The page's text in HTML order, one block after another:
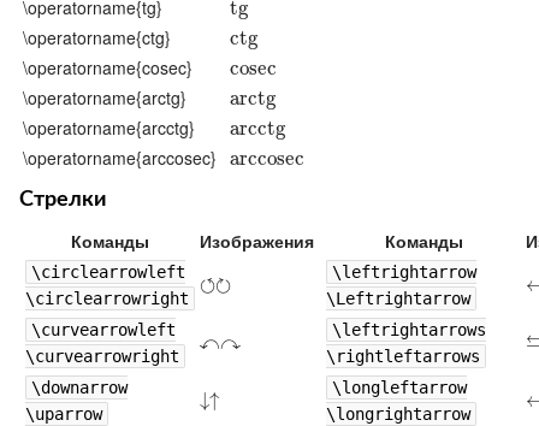
\operatorname{tg}
tg
tg
\operatorname{ctg}
ctg
ctg
\operatorname{cosec}
cosec
cosec
\operatorname{arctg}
arctg
arctg
\operatorname{arcctg}
arcctg
arcctg
\operatorname{arccosec} arccosec
arccosec
Стрелки
Команды Изображения
\circlearrowleft
\circlearrowright
↺↻
↺↻
\curvearrowleft
\curvearrowright
↶↷
↶↷
\downarrow
\uparrow
↓↑
↓↑
Команды
\leftrightarrow
\Leftrightarrow
\leftrightarrows
\rightleftarrows
\longleftarrow
\longrightarrow